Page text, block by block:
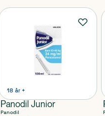
18 år +
Panodil Junior
Panodil